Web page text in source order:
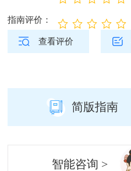
指南评价：
查看评价
简版指南
智能咨询 >